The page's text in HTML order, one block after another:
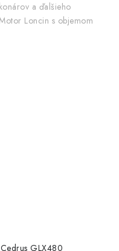
a ďalšieho
Loncin s objemom
GLX480